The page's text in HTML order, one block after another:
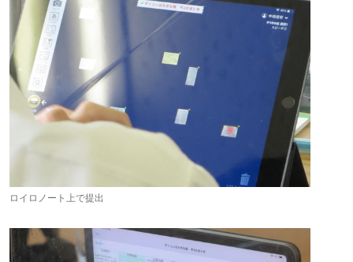
ロイロノート上で提出